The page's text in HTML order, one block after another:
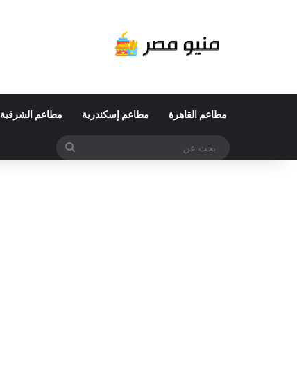
مطاعم القاهرة مطاعم إسكندرية مطاعم الشرقية